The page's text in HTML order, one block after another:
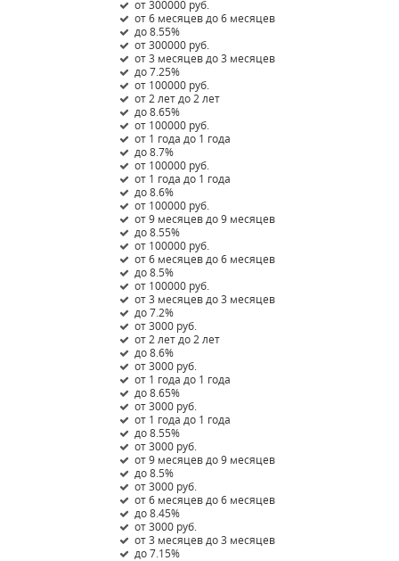
от 300000 руб.
от 6 месяцев до 6 месяцев
до 8.55%
от 300000 руб.
от 3 месяцев до 3 месяцев
до 7.25%
от 100000 руб.
от 2 лет до 2 лет
до 8.65%
от 100000 руб.
от 1 года до 1 года
до 8.7%
от 100000 руб.
от 1 года до 1 года
до 8.6%
от 100000 руб.
от 9 месяцев до 9 месяцев
до 8.55%
от 100000 руб.
от 6 месяцев до 6 месяцев
до 8.5%
от 100000 руб.
от 3 месяцев до 3 месяцев
до 7.2%
от 3000 руб.
от 2 лет до 2 лет
до 8.6%
от 3000 руб.
от 1 года до 1 года
до 8.65%
от 3000 руб.
от 1 года до 1 года
до 8.55%
от 3000 руб.
от 9 месяцев до 9 месяцев
до 8.5%
от 3000 руб.
от 6 месяцев до 6 месяцев
до 8.45%
от 3000 руб.
от 3 месяцев до 3 месяцев
до 7.15%